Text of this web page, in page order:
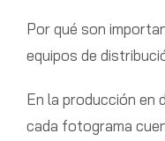
Por qué son
equipos de
En la producción en
cada fotograma